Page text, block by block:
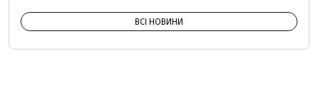
ВСІ НОВИНИ